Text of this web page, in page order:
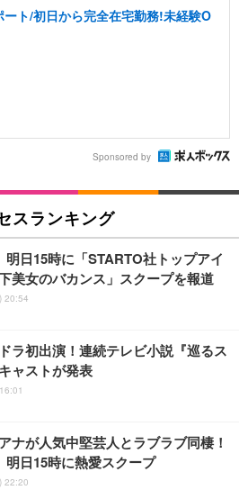
ト/初日から完全在宅勤務!未経験O
Sponsored by
スランキング
明日15時に「STARTO社トップアイ
美女のバカンス」スクープを報道
20:54
ラ初出演！連続テレビ小説『巡るス
ャストが発表
ナが人気中堅芸人とラブラブ同棲！
明日15時に熱愛スクープ
22:20